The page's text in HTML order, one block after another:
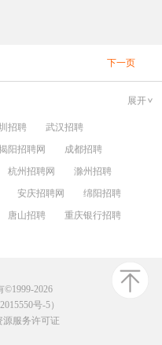
下一页
展开
招聘
武汉招聘
阳招聘网
成都招聘
杭州招聘网
滁州招聘
安庆招聘网
绵阳招聘
唐山招聘
重庆银行招聘
©1999-2026
号-5）
源服务许可证